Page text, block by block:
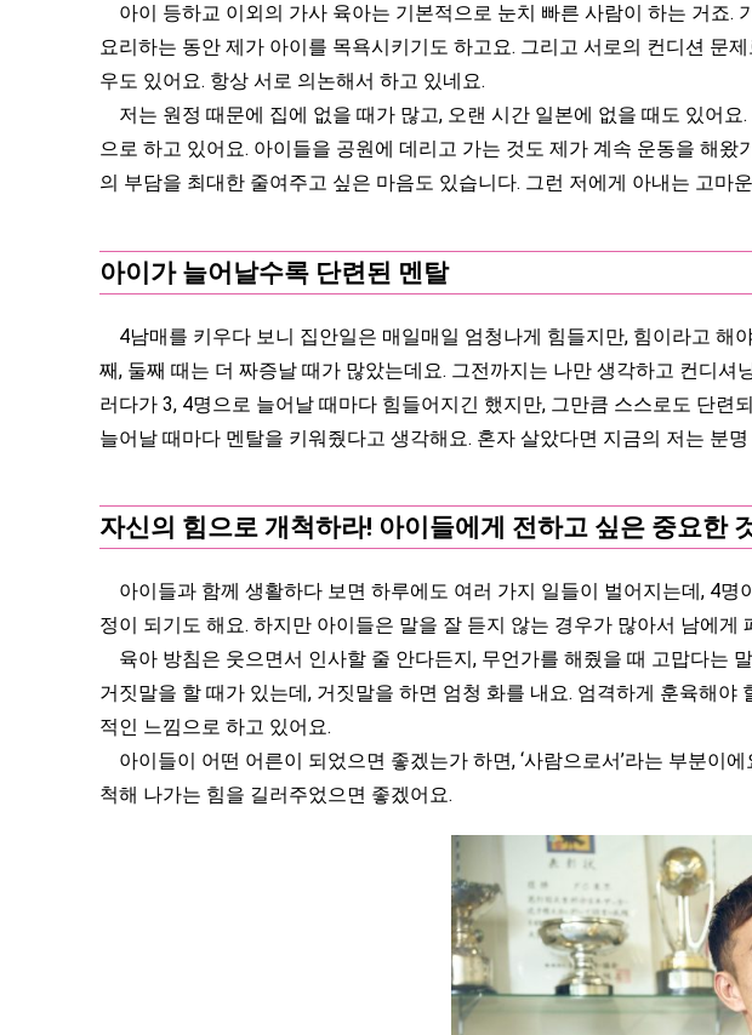
아이 등하교 이외의 가사 육아는 기본적으로 눈치 빠른 사람이 하는 거죠.
요리하는 동안 제가 아이를 목욕시키기도 하고요. 그리고 서로의 컨디션 문
우도 있어요. 항상 서로 의논해서 하고 있네요.
저는 원정 때문에 집에 없을 때가 많고, 오랜 시간 일본에 없을 때도 있어
으로 하고 있어요. 아이들을 공원에 데리고 가는 것도 제가 계속 운동을 해
의 부담을 최대한 줄여주고 싶은 마음도 있습니다. 그런 저에게 아내는 고
아이가 늘어날수록 단련된 멘탈
4남매를 키우다 보니 집안일은 매일매일 엄청나게 힘들지만, 힘이라고 해
째, 둘째 때는 더 짜증날 때가 많았는데요. 그전까지는 나만 생각하고 컨디
러다가 3, 4명으로 늘어날 때마다 힘들어지긴 했지만, 그만큼 스스로도 단련
늘어날 때마다 멘탈을 키워줬다고 생각해요. 혼자 살았다면 지금의 저는 분
자신의 힘으로 개척하라! 아이들에게 전하고 싶은 중요한
아이들과 함께 생활하다 보면 하루에도 여러 가지 일들이 벌어지는데, 4
정이 되기도 해요. 하지만 아이들은 말을 잘 듣지 않는 경우가 많아서 남에게
육아 방침은 웃으면서 인사할 줄 안다든지, 무언가를 해줬을 때 고맙다는
거짓말을 할 때가 있는데, 거짓말을 하면 엄청 화를 내요. 엄격하게 훈육해
적인 느낌으로 하고 있어요.
아이들이 어떤 어른이 되었으면 좋겠는가 하면, ‘사람으로서’라는 부분이
척해 나가는 힘을 길러주었으면 좋겠어요.